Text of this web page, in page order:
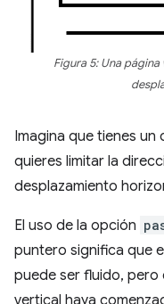
Figura 5: Una
Imagina que tienes un
quieres limitar la
desplazamiento
El uso de la opción
puntero significa que
puede ser fluido, pero
vertical haya